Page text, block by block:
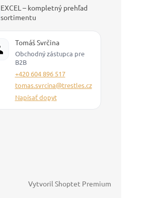
EXCEL – kompletný prehľad
sortimentu
Tomáš Svrčina
Obchodný zástupca pre
B2B
+420 604 896 517
tomas.svrcina@trestles.cz
Napísať dopyt
Vytvoril Shoptet Premium